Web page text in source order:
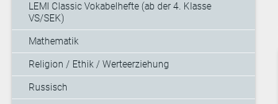
LEMI Classic Vokabelhefte (ab der 4. Klasse
VS/SEK)
Mathematik
Religion / Ethik / Werteerziehung
Russisch